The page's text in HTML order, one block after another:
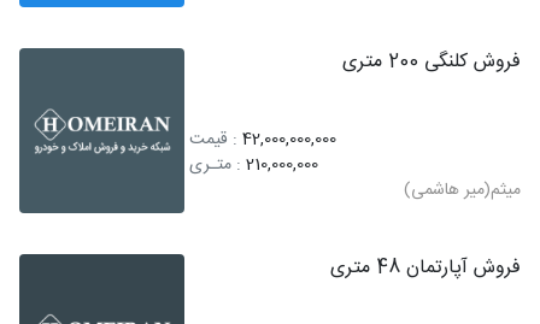
فروش کلنگی 200 متری
42,000,000,000 : قیمت
210,000,000 : متـری
میثم(میر هاشمی)
فروش آپارتمان 48 متری